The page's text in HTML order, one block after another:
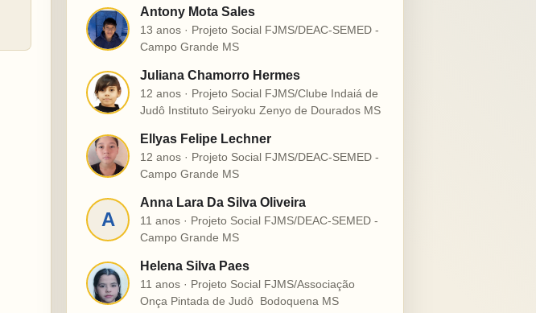
A
Antony Mota Sales
13 anos · Projeto Social FJMS/DEAC-SEMED -
Campo Grande MS
J
Juliana Chamorro Hermes
12 anos · Projeto Social FJMS/Clube Indaiá de
Judô Instituto Seiryoku Zenyo de Dourados MS
E
Ellyas Felipe Lechner
12 anos · Projeto Social FJMS/DEAC-SEMED -
Campo Grande MS
A
Anna Lara Da Silva Oliveira
11 anos · Projeto Social FJMS/DEAC-SEMED -
Campo Grande MS
H
Helena Silva Paes
11 anos · Projeto Social FJMS/Associação
Onça Pintada de Judô  Bodoquena MS